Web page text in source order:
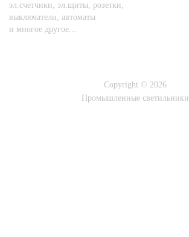
эл.счетчики, эл.щиты, розетки,
выключатели, автоматы
и многое другое...
Copyright © 2026
Промышленные светильники